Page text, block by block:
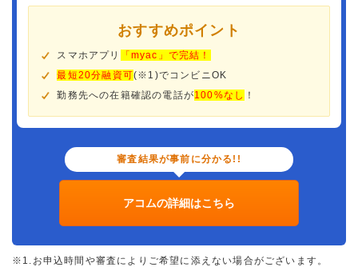
おすすめポイント
スマホアプリ
「myac」で完結！
最短20分融資可(※1)でコンビニOK
勤務先への在籍確認の電話が100%なし ！
審査結果が事前に分かる!!
アコムの詳細はこちら
※1.お申込時間や審査によりご希望に添えない場合がございます。